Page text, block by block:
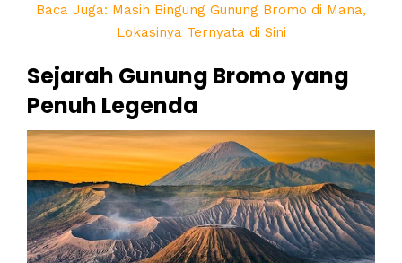
Baca Juga: Masih Bingung Gunung Bromo di Mana,
Lokasinya Ternyata di Sini
Sejarah Gunung Bromo yang
Penuh Legenda